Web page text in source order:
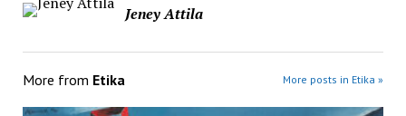
Jeney Attila
More from Etika More posts in Etika »